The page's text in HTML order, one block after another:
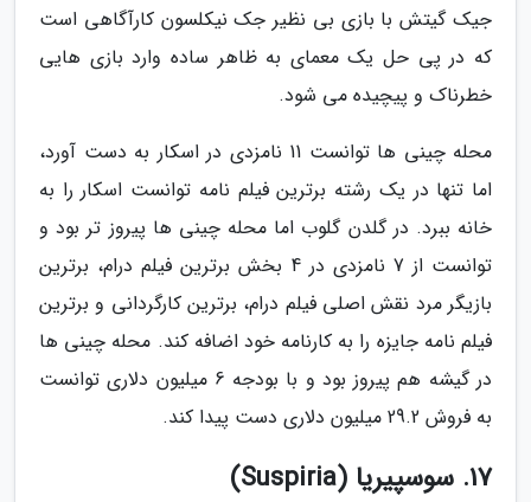
جیک گیتش با بازی بی نظیر جک نیکلسون کارآگاهی است
که در پی حل یک معمای به ظاهر ساده وارد بازی هایی
خطرناک و پیچیده می شود.
محله چینی ها توانست 11 نامزدی در اسکار به دست آورد،
اما تنها در یک رشته برترین فیلم نامه توانست اسکار را به
خانه ببرد. در گلدن گلوب اما محله چینی ها پیروز تر بود و
توانست از 7 نامزدی در 4 بخش برترین فیلم درام، برترین
بازیگر مرد نقش اصلی فیلم درام، برترین کارگردانی و برترین
فیلم نامه جایزه را به کارنامه خود اضافه کند. محله چینی ها
در گیشه هم پیروز بود و با بودجه 6 میلیون دلاری توانست
به فروش 29.2 میلیون دلاری دست پیدا کند.
17. سوسپیریا (Suspiria)